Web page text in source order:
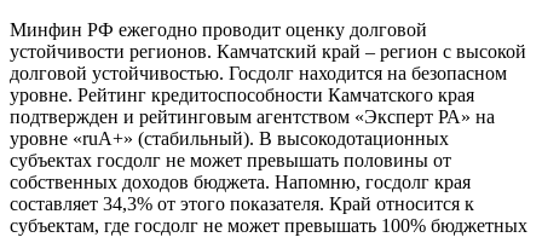
Минфин РФ ежегодно проводит оценку долговой
устойчивости регионов. Камчатский край – регион с высокой
долговой устойчивостью. Госдолг находится на безопасном
уровне. Рейтинг кредитоспособности Камчатского края
подтвержден и рейтинговым агентством «Эксперт РА» на
уровне «ruA+» (стабильный). В высокодотационных
субъектах госдолг не может превышать половины от
собственных доходов бюджета. Напомню, госдолг края
составляет 34,3% от этого показателя. Край относится к
субъектам, где госдолг не может превышать 100% бюджетных